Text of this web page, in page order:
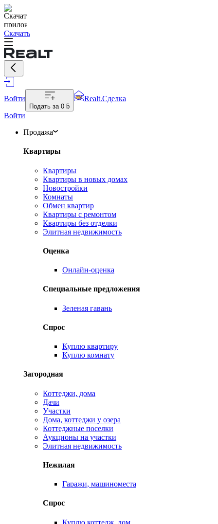
Скачать
Войти
Подать за 0 ƃ
Realt.Сделка
Войти
Продажа
Квартиры
Квартиры
Квартиры в новых домах
Новостройки
Комнаты
Обмен квартир
Квартиры с ремонтом
Квартиры без отделки
Элитная недвижимость
Оценка
Онлайн-оценка
Специальные предложения
Зеленая гавань
Спрос
Куплю квартиру
Куплю комнату
Загородная
Коттеджи, дома
Дачи
Участки
Дома, коттеджи у озера
Коттеджные поселки
Аукционы на участки
Элитная недвижимость
Нежилая
Гаражи, машиноместа
Спрос
Куплю коттедж, дом